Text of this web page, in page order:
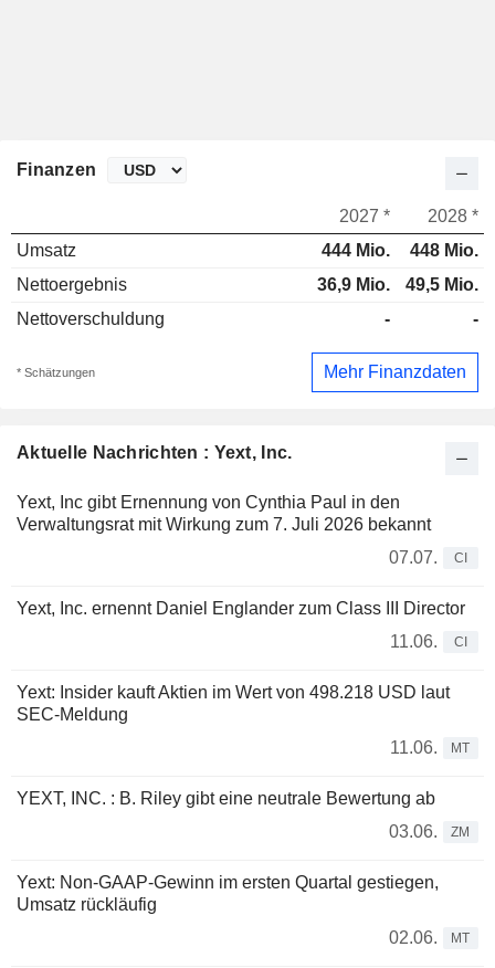
Aktuelle Nachrichten : Yext, Inc.
Yext, Inc gibt Ernennung von Cynthia Paul in den
Verwaltungsrat mit Wirkung zum 7. Juli 2026 bekannt
07.07.
CI
Yext, Inc. ernennt Daniel Englander zum Class III Director
11.06.
CI
Yext: Insider kauft Aktien im Wert von 498.218 USD laut
SEC-Meldung
11.06.
MT
YEXT, INC. : B. Riley gibt eine neutrale Bewertung ab
03.06.
ZM
Yext: Non-GAAP-Gewinn im ersten Quartal gestiegen,
Umsatz rückläufig
02.06.
MT
Finanzen
2027 *
2028 *
Umsatz
444 Mio.
448 Mio.
Nettoergebnis
36,9 Mio.
49,5 Mio.
Nettoverschuldung
- -
* Schätzungen Mehr Finanzdaten